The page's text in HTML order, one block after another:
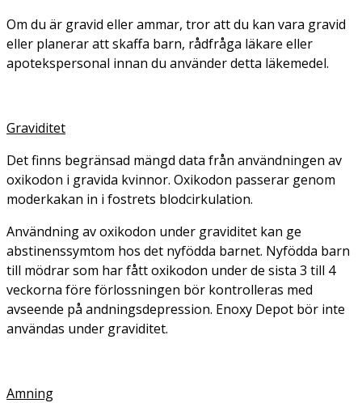
Om du är gravid eller ammar, tror att du kan vara gravid
eller planerar att skaffa barn, rådfråga läkare eller
apotekspersonal innan du använder detta läkemedel.
Graviditet
Det finns begränsad mängd data från användningen av
oxikodon i gravida kvinnor. Oxikodon passerar genom
moderkakan in i fostrets blodcirkulation.
Användning av oxikodon under graviditet kan ge
abstinenssymtom hos det nyfödda barnet. Nyfödda barn
till mödrar som har fått oxikodon under de sista 3 till 4
veckorna före förlossningen bör kontrolleras med
avseende på andningsdepression. Enoxy Depot bör inte
användas under graviditet.
Amning